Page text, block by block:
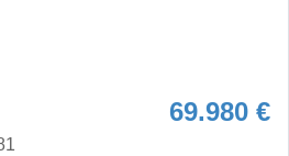
69.980 €